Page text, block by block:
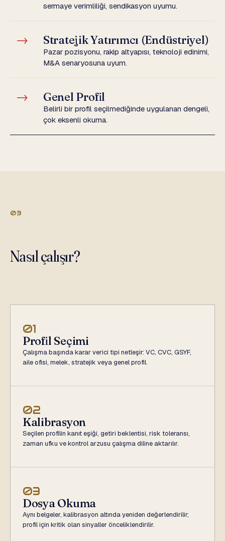
sermaye verimliliği, sendikasyon uyumu.
→ Stratejik Yatırımcı (Endüstriyel)
Pazar pozisyonu, rakip altyapısı, teknoloji edinimi,
M&A senaryosuna uyum.
→ Genel Profil
Belirli bir profil seçilmediğinde uygulanan dengeli,
çok eksenli okuma.
03
Nasıl çalışır?
01
Profil Seçimi
Çalışma başında karar verici tipi netleşir: VC, CVC, GSYF,
aile ofisi, melek, stratejik veya genel profil.
02
Kalibrasyon
Seçilen profilin kanıt eşiği, getiri beklentisi, risk toleransı,
zaman ufku ve kontrol arzusu çalışma diline aktarılır.
03
Dosya Okuma
Aynı belgeler, kalibrasyon altında yeniden değerlendirilir;
profil için kritik olan sinyaller önceliklendirilir.